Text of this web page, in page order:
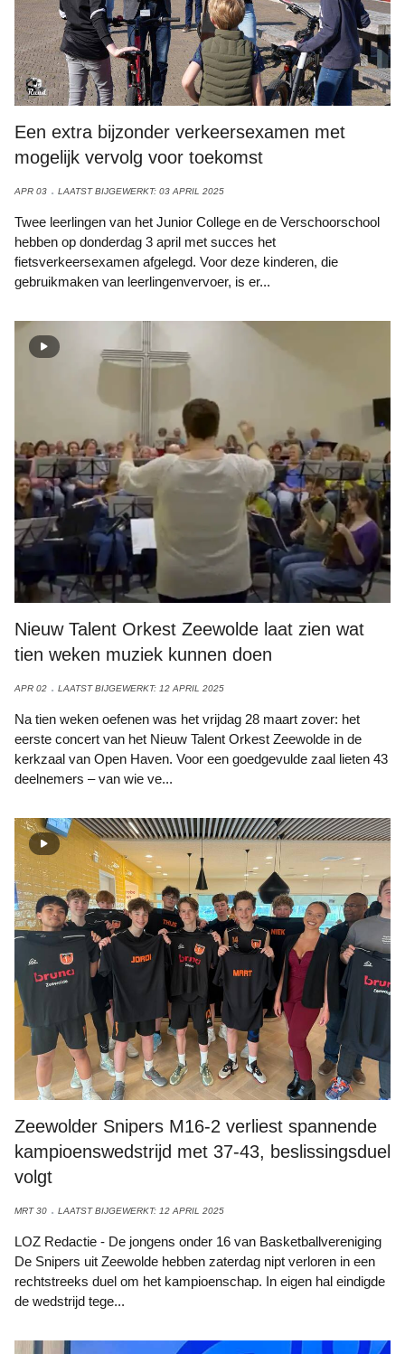
Een extra bijzonder verkeersexamen met
mogelijk vervolg voor toekomst
APR 03 LAATST BIJGEWERKT: 03 APRIL 2025
Twee leerlingen van het Junior College en de Verschoorschool
hebben op donderdag 3 april met succes het
fietsverkeersexamen afgelegd. Voor deze kinderen, die
gebruikmaken van leerlingenvervoer, is er...
Nieuw Talent Orkest Zeewolde laat zien wat
tien weken muziek kunnen doen
APR 02 LAATST BIJGEWERKT: 12 APRIL 2025
Na tien weken oefenen was het vrijdag 28 maart zover: het
eerste concert van het Nieuw Talent Orkest Zeewolde in de
kerkzaal van Open Haven. Voor een goedgevulde zaal lieten 43
deelnemers – van wie ve...
Zeewolder Snipers M16-2 verliest spannende
kampioenswedstrijd met 37-43, beslissingsduel
volgt
MRT 30 LAATST BIJGEWERKT: 12 APRIL 2025
LOZ Redactie - De jongens onder 16 van Basketballvereniging
De Snipers uit Zeewolde hebben zaterdag nipt verloren in een
rechtstreeks duel om het kampioenschap. In eigen hal eindigde
de wedstrijd tege...